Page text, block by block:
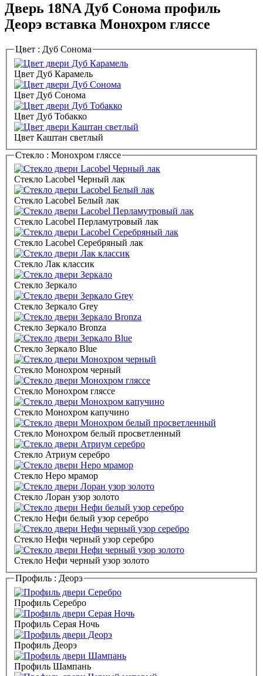
Дверь 18NA Дуб Сонома профиль
Деорэ вставка Монохром гляссе
Цвет : Дуб Сонома
Цвет Дуб Карамель
Цвет Дуб Сонома
Цвет Дуб Тобакко
Цвет Каштан светлый
Стекло : Монохром гляссе
Стекло Lacobel Черный лак
Стекло Lacobel Белый лак
Стекло Lacobel Перламутровый лак
Стекло Lacobel Серебряный лак
Стекло Лак классик
Стекло Зеркало
Стекло Зеркало Grey
Стекло Зеркало Bronza
Стекло Зеркало Blue
Стекло Монохром черный
Стекло Монохром гляссе
Стекло Монохром капучино
Стекло Монохром белый просветленный
Стекло Атриум серебро
Стекло Неро мрамор
Стекло Лоран узор золото
Стекло Нефи белый узор серебро
Стекло Нефи черный узор серебро
Стекло Нефи черный узор золото
Профиль : Деорэ
Профиль Серебро
Профиль Серая Ночь
Профиль Деорэ
Профиль Шампань